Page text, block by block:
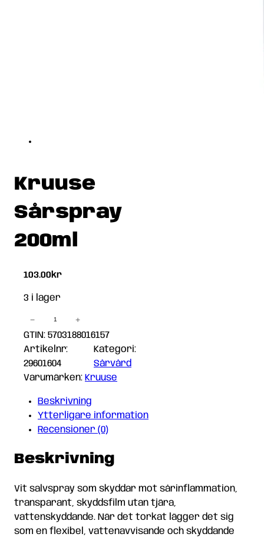
Kruuse
Sårspray
200ml
103.00kr
3 i lager
Kruuse
Sårspray
200ml
mängd
− +
GTIN: 5703188016157
Artikelnr:
29601604
Kategori:
Sårvård
Varumärken: Kruuse
Beskrivning
Ytterligare information
Recensioner (0)
Beskrivning
Vit salvspray som skyddar mot sårinflammation,
transparant, skyddsfilm utan tjära,
vattenskyddande. När det torkat lägger det sig
som en flexibel, vattenavvisande och skyddande